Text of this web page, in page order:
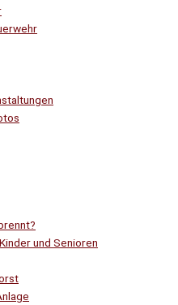
und Senioren